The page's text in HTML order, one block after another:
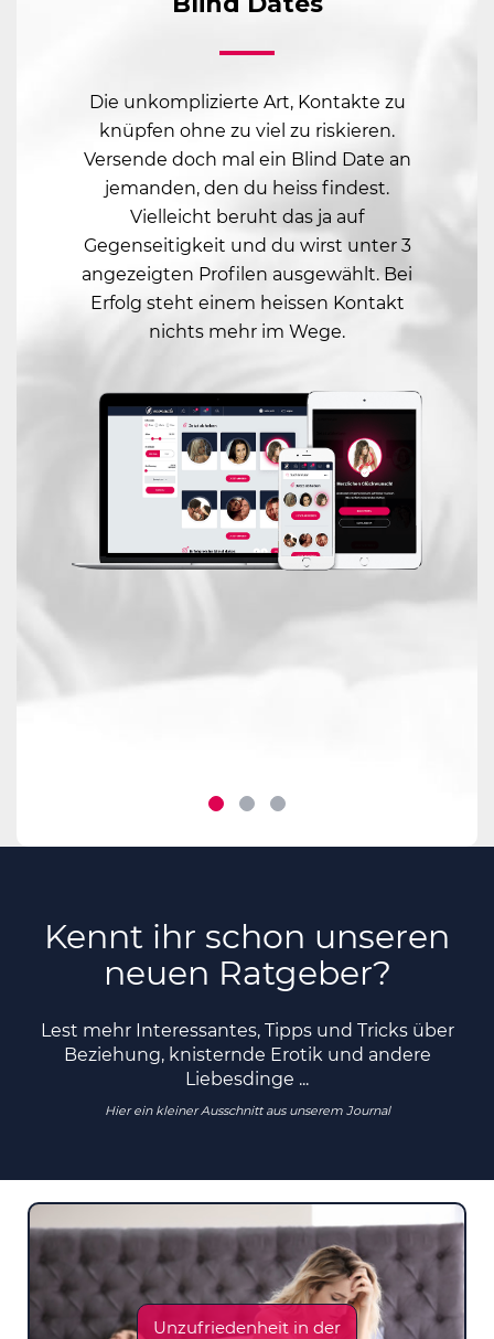
Die unkomplizierte Art, Kontakte zu
knüpfen ohne zu viel zu riskieren.
Versende doch mal ein Blind Date an
jemanden, den du heiss findest.
Vielleicht beruht das ja auf
Gegenseitigkeit und du wirst unter 3
angezeigten Profilen ausgewählt. Bei
Erfolg steht einem heissen Kontakt
nichts mehr im Wege.
Kennt ihr schon unseren
neuen Ratgeber?
Lest mehr Interessantes, Tipps und Tricks über
Beziehung, knisternde Erotik und andere
Liebesdinge ...
Hier ein kleiner Ausschnitt aus unserem Journal
Unzufriedenheit in der